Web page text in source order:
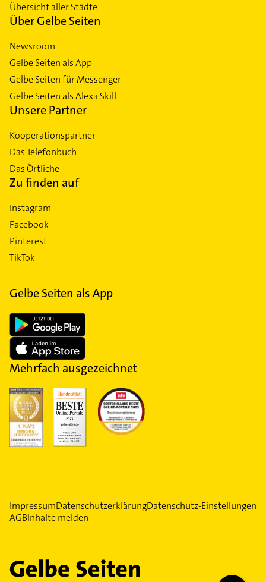
Übersicht aller Städte
Über Gelbe Seiten
Newsroom
Gelbe Seiten als App
Gelbe Seiten für Messenger
Gelbe Seiten als Alexa Skill
Unsere Partner
Kooperationspartner
Das Telefonbuch
Das Örtliche
Zu finden auf
Instagram
Facebook
Pinterest
TikTok
Gelbe Seiten als App
Mehrfach ausgezeichnet
ImpressumDatenschutzerklärungDatenschutz-Einstellungen
AGBInhalte melden